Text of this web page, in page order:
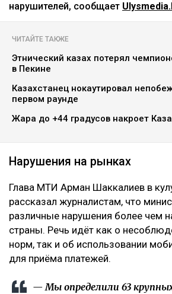
нарушителей, сообщает
ЧИТАЙТЕ ТАКЖЕ
Этнический казах потерял
в Пекине
Казахстанец нокаутировал
первом раунде
Жара до +44 градусов накроет
Нарушения на рынках
Глава МТИ Арман Шаккалиев в
рассказал журналистам, что
различные нарушения более чем
страны. Речь идёт как о
норм, так и об использовании
для приёма платежей.
— Мы определили 63